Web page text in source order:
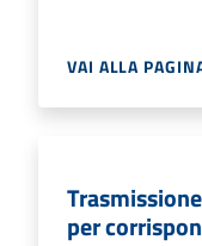
VAI ALLA
per